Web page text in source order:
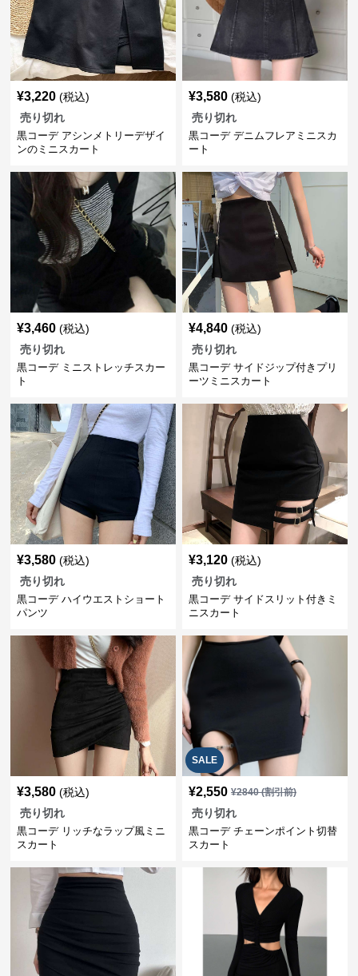
¥3,220 (税込)
売り切れ
黒コーデ アシンメトリーデザイ
ンのミニスカート
¥3,580 (税込)
売り切れ
黒コーデ デニムフレアミニスカ
ート
¥3,460 (税込)
売り切れ
黒コーデ ミニストレッチスカー
ト
¥4,840 (税込)
売り切れ
黒コーデ サイドジップ付きプリ
ーツミニスカート
¥3,580 (税込)
売り切れ
黒コーデ ハイウエストショート
パンツ
¥3,120 (税込)
売り切れ
黒コーデ サイドスリット付きミ
ニスカート
¥3,580 (税込)
売り切れ
黒コーデ リッチなラップ風ミニ
スカート
SALE
¥2,550 ¥2840(割引前)
売り切れ
黒コーデ チェーンポイント切替
スカート